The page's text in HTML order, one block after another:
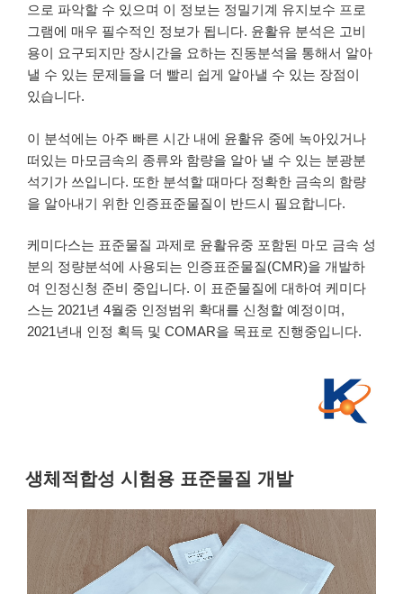
으로 파악할 수 있으며 이 정보는 정밀기계 유지보수 프로
그램에 매우 필수적인 정보가 됩니다. 윤활유 분석은 고비
용이 요구되지만 장시간을 요하는 진동분석을 통해서 알아
낼 수 있는 문제들을 더 빨리 쉽게 알아낼 수 있는 장점이
있습니다.
이 분석에는 아주 빠른 시간 내에 윤활유 중에 녹아있거나
떠있는 마모금속의 종류와 함량을 알아 낼 수 있는 분광분
석기가 쓰입니다. 또한 분석할 때마다 정확한 금속의 함량
을 알아내기 위한 인증표준물질이 반드시 필요합니다.
케미다스는 표준물질 과제로 윤활유중 포함된 마모 금속 성
분의 정량분석에 사용되는 인증표준물질(CMR)을 개발하
여 인정신청 준비 중입니다. 이 표준물질에 대하여 케미다
스는 2021년 4월중 인정범위 확대를 신청할 예정이며,
2021년내 인정 획득 및 COMAR을 목표로 진행중입니다.
생체적합성 시험용 표준물질 개발